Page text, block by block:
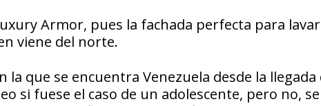
Armor, pues la fachada perfecta para
viene del norte.
la que se encuentra Venezuela desde la llegada
si fuese el caso de un adolescente, pero no,